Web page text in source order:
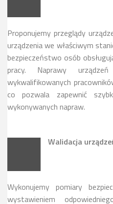
Proponujemy przeglądy
urządzenia we właściwym
bezpieczeństwo osób
pracy. Naprawy
wykwalifikowanych
co pozwala zapewnić
wykonywanych napraw.
Walidacja
Wykonujemy pomiary
wystawieniem